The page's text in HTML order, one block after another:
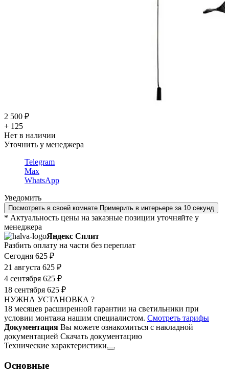
2 500 ₽
+ 125
Нет в наличии
Уточнить у менеджера
Telegram
Max
WhatsApp
Уведомить
Посмотреть в своей комнате Примерить в интерьере за 10 секунд
* Актуальность цены на заказные позиции уточняйте у
менеджера
Яндекс Сплит
Разбить оплату на части без переплат
Сегодня 625 ₽
21 августа 625 ₽
4 сентября 625 ₽
18 сентября 625 ₽
НУЖНА УСТАНОВКА ?
18 месяцев расширенной гарантии на светильники при
условии монтажа нашим специалистом. Смотреть тарифы
Документация Вы можете ознакомиться с накладной
документацией Скачать документацию
Технические характеристики
Основные